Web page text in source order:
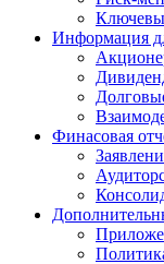
Информация
Финасовая